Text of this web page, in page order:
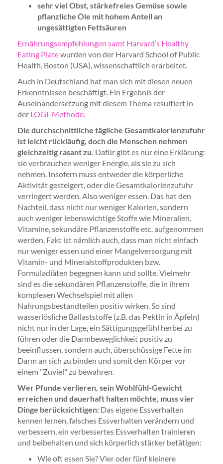
sehr viel Obst, stärkefreies Gemüse sowie
pflanzliche Öle mit hohem Anteil an
ungesättigten Fettsäuren
Ernährungsempfehlungen samt Harvard’s Healthy
Eating Platewurden von der Harvard School of Public
Health, Boston (USA), wissenschaftlich erarbeitet.
Auch in Deutschland hat man sich mit diesen neuen
Erkenntnissen beschäftigt. Ein Ergebnis der
Auseinandersetzung mit diesem Thema resultiert in
der LOGI-Methode.
Die durchschnittliche tägliche Gesamtkalorienzufuhr
ist leicht rückläufig, doch die Menschen nehmen
gleichzeitig rasant zu. Dafür gibt es nur eine Erklärung:
sie verbrauchen weniger Energie, als sie zu sich
nehmen. Insofern muss entweder die körperliche
Aktivität gesteigert, oder die Gesamtkalorienzufuhr
verringert werden. Also weniger essen. Das hat den
Nachteil, dass nicht nur weniger Kalorien, sondern
auch weniger lebenswichtige Stoffe wie Mineralien,
Vitamine, sekundäre Pflanzenstoffe etc. aufgenommen
werden. Fakt ist nämlich auch, dass man nicht einfach
nur weniger essen und einer Mangelversorgung mit
Vitamin- und Mineralstoffprodukten bzw.
Formuladiäten begegnen kann und sollte. Vielmehr
sind es die sekundären Pflanzenstoffe, die in ihrem
komplexen Wechselspiel mit allen
Nahrungsbestandteilen positiv wirken. So sind
wasserlösliche Ballaststoffe (z.B. das Pektin in Äpfeln)
nicht nur in der Lage, ein Sättigungsgefühl herbei zu
führen oder die Darmbeweglichkeit positiv zu
beeinflussen, sondern auch, überschüssige Fette im
Darm an sich zu binden und somit den Körper vor
einem "Zuviel" zu bewahren.
Wer Pfunde verlieren, sein Wohlfühl-Gewicht
erreichen und dauerhaft halten möchte, muss vier
Dinge berücksichtigen: Das eigene Essverhalten
kennen lernen, falsches Essverhalten verändern und
verbessern, ein verbessertes Essverhalten trainieren
und beibehalten und sich körperlich stärker betätigen:
Wie oft essen Sie? Vier oder fünf kleinere